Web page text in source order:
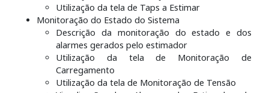
Utilização da tela de Taps a Estimar
Monitoração do Estado do Sistema
Descrição da monitoração do estado e dos
alarmes gerados pelo estimador
Utilização da tela de Monitoração de
Carregamento
Utilização da tela de Monitoração de Tensão